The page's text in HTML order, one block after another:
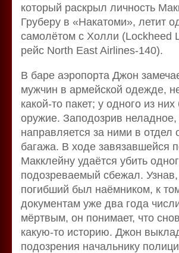
который раскрыл личность
Груберу в «Накатоми», летит
самолётом с Холли (Lockheed
рейс North East Airlines-140).
В баре аэропорта Джон
мужчин в армейской одежде,
какой-то пакет; у одного из
оружие. Заподозрив неладное,
направляется за ними в отдел
багажа. В ходе завязавшейся
Макклейну удаётся убить
подозреваемый сбежал. Узнав,
погибший был наёмником, к
документам уже два года
мёртвым, он понимает, что
какую-то историю. Джон
подозрения начальнику